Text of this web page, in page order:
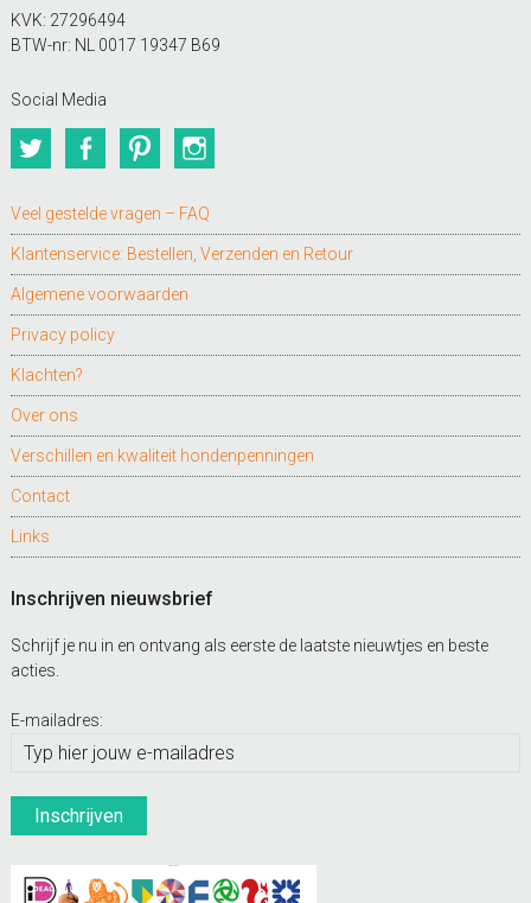
KVK: 27296494
BTW-nr: NL 0017 19347 B69
Social Media
TwitterFacebookPinterest
Veel gestelde vragen – FAQ
Klantenservice: Bestellen, Verzenden en Retour
Algemene voorwaarden
Privacy policy
Klachten?
Over ons
Verschillen en kwaliteit hondenpenningen
Contact
Links
Inschrijven nieuwsbrief
Schrijf je nu in en ontvang als eerste de laatste nieuwtjes en beste
acties.
E-mailadres: